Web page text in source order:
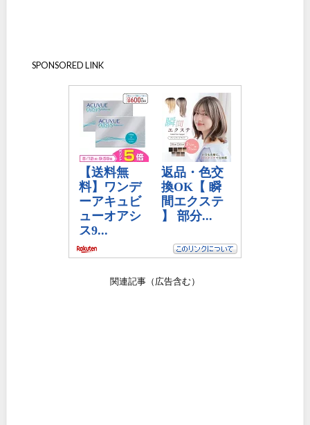
SPONSORED LINK
関連記事（広告含む）